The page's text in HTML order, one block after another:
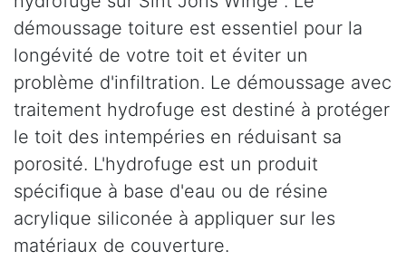
démoussage toiture est essentiel pour la
longévité de votre toit et éviter un
problème d'infiltration. Le démoussage avec
traitement hydrofuge est destiné à protéger
le toit des intempéries en réduisant sa
porosité. L'hydrofuge est un produit
spécifique à base d'eau ou de résine
acrylique siliconée à appliquer sur les
matériaux de couverture.